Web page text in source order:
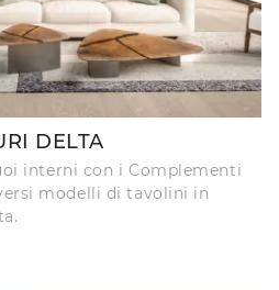
DELTA
interni con i Complementi
modelli di tavolini in